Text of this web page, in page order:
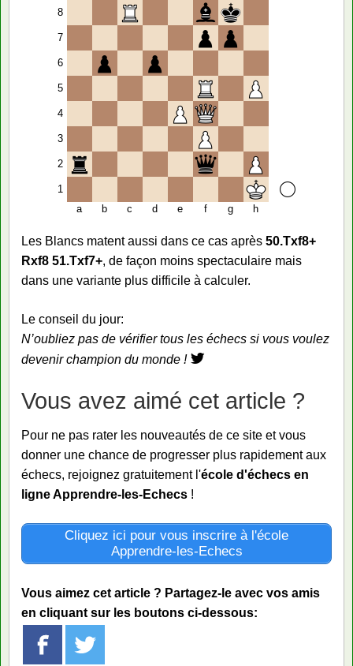
8
7
6
5
4
3
2
1
a
b c d e f g h
Les Blancs matent aussi dans ce cas après 50.Txf8+
Rxf8 51.Txf7+, de façon moins spectaculaire mais
dans une variante plus difficile à calculer.
Le conseil du jour:
N’oubliez pas de vérifier tous les échecs si vous voulez
devenir champion du monde !
Vous avez aimé cet article ?
Pour ne pas rater les nouveautés de ce site et vous
donner une chance de progresser plus rapidement aux
échecs, rejoignez gratuitement l'école d'échecs en
ligne Apprendre-les-Echecs !
Cliquez ici pour vous inscrire à l'école
Apprendre-les-Echecs
Vous aimez cet article ? Partagez-le avec vos amis
en cliquant sur les boutons ci-dessous: